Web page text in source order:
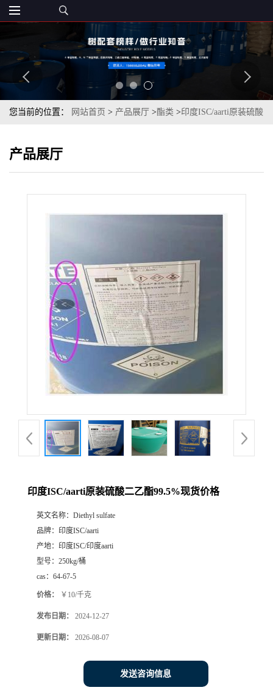
您当前的位置： 网站首页 > 产品展厅 >酯类 >印度ISC/aarti原装硫酸
产品展厅
印度ISC/aarti原装硫酸二乙酯99.5%现货价格
英文名称： Diethyl sulfate
品牌： 印度ISC/aarti
产地： 印度ISC/印度aarti
型号： 250kg/桶
cas： 64-67-5
价格： ￥10/千克
发布日期： 2024-12-27
更新日期： 2026-08-07
发送咨询信息